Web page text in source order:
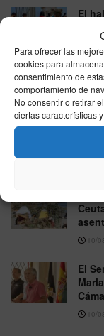
Para ofrecer las
cookies para
consentimiento de
comportamiento de
No consentir o retirar
ciertas características
El
Un
10/
10/
El
10/